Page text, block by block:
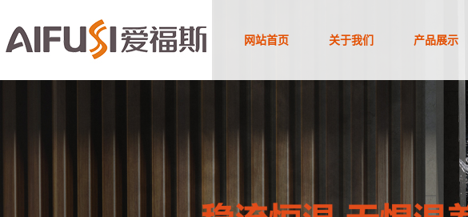
网站首页 关于我们 产品展示